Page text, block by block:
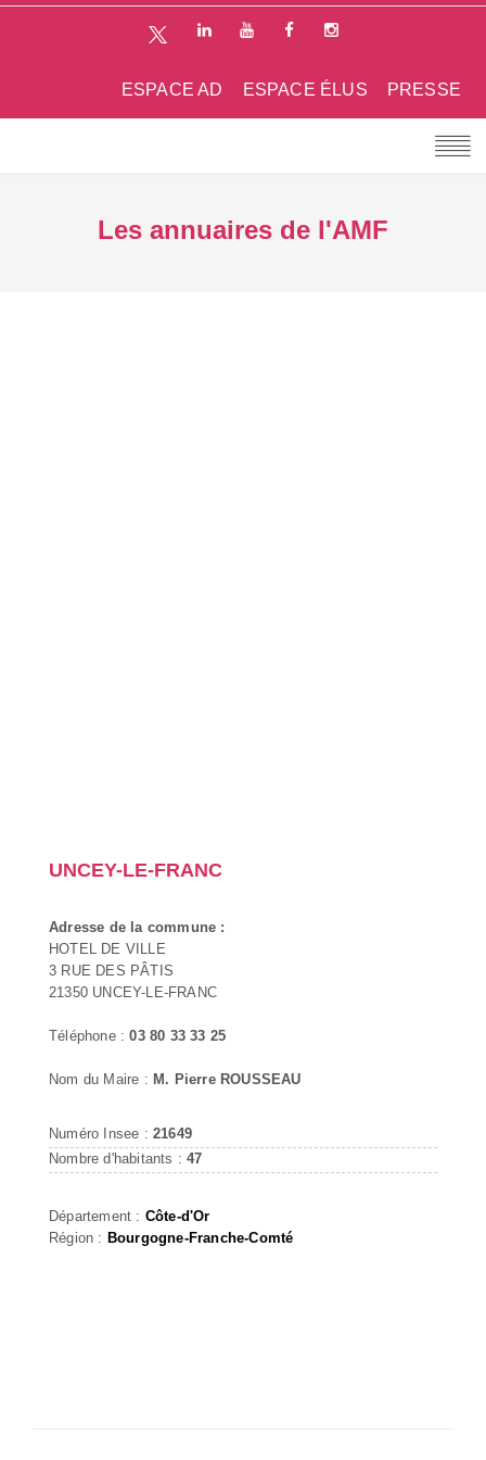
PRESSE
ESPACE ÉLUS
ESPACE AD
Les annuaires de l'AMF
UNCEY-LE-FRANC
Adresse de la commune :
HOTEL DE VILLE
3 RUE DES PÂTIS
21350 UNCEY-LE-FRANC
Téléphone :03 80 33 33 25
Nom du Maire : M. Pierre ROUSSEAU
Numéro Insee : 21649
Nombre d'habitants :47
Département : Côte-d'Or
Région : Bourgogne-Franche-Comté